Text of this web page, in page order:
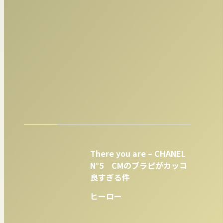
There you are – CHANEL
N°5 CMのブラピがカッコ
良すぎる件
ヒーロー